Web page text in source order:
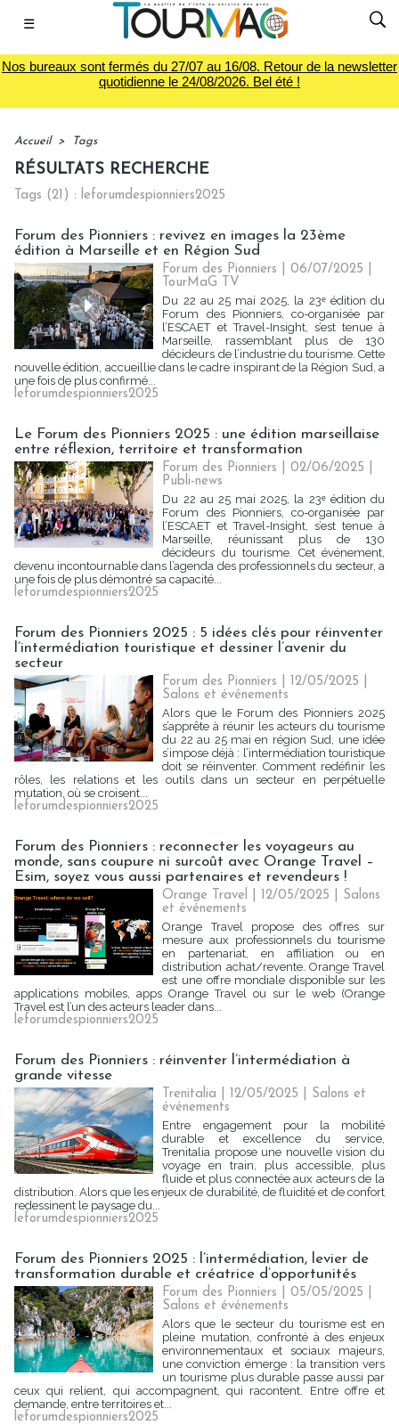
☰
Nos bureaux sont fermés du 27/07 au 16/08. Retour de la newsletter
quotidienne le 24/08/2026. Bel été !
Accueil > Tags
RÉSULTATS RECHERCHE
Tags (21) : leforumdespionniers2025
Forum des Pionniers : revivez en images la 23ème
édition à Marseille et en Région Sud
Forum des Pionniers | 06/07/2025
TourMaG TV
Du 22 au 25 mai 2025, la 23ᵉ édition du
Forum des Pionniers, co-organisée par
l’ESCAET et Travel-Insight, s’est tenue à
Marseille, rassemblant plus de 130
décideurs de l’industrie du tourisme. Cette
nouvelle édition, accueillie dans le cadre inspirant de la Région Sud, a
une fois de plus confirmé...
leforumdespionniers2025
Le Forum des Pionniers 2025 : une édition marseillaise
entre réflexion, territoire et transformation
Forum des Pionniers | 02/06/2025
Publi-news
Du 22 au 25 mai 2025, la 23ᵉ édition du
Forum des Pionniers, co-organisée par
l’ESCAET et Travel-Insight, s’est tenue à
Marseille, réunissant plus de 130
décideurs du tourisme. Cet événement,
devenu incontournable dans l’agenda des professionnels du secteur, a
une fois de plus démontré sa capacité...
leforumdespionniers2025
Forum des Pionniers 2025 : 5 idées clés pour réinventer
l’intermédiation touristique et dessiner l’avenir du
secteur
Forum des Pionniers | 12/05/2025
Salons et événements
Alors que le Forum des Pionniers 2025
s’apprête à réunir les acteurs du tourisme
du 22 au 25 mai en région Sud, une idée
s’impose déjà : l’intermédiation touristique
doit se réinventer. Comment redéfinir les
rôles, les relations et les outils dans un secteur en perpétuelle
mutation, où se croisent...
leforumdespionniers2025
Forum des Pionniers : reconnecter les voyageurs au
monde, sans coupure ni surcoût avec Orange Travel –
Esim, soyez vous aussi partenaires et revendeurs !
Orange Travel | 12/05/2025
Salons
et événements
Orange Travel propose des offres sur
mesure aux professionnels du tourisme
en partenariat, en affiliation ou en
distribution achat/revente. Orange Travel
est une offre mondiale disponible sur les
applications mobiles, apps Orange Travel ou sur le web (Orange
Travel est l’un des acteurs leader dans...
leforumdespionniers2025
Forum des Pionniers : réinventer l’intermédiation à
grande vitesse
Trenitalia | 12/05/2025
Salons et
événements
Entre engagement pour la mobilité
durable et excellence du service,
Trenitalia propose une nouvelle vision du
voyage en train, plus accessible, plus
fluide et plus connectée aux acteurs de la
distribution. Alors que les enjeux de durabilité, de fluidité et de confort
redessinent le paysage du...
leforumdespionniers2025
Forum des Pionniers 2025 : l’intermédiation, levier de
transformation durable et créatrice d’opportunités
Forum des Pionniers | 05/05/2025
Salons et événements
Alors que le secteur du tourisme est en
pleine mutation, confronté à des enjeux
environnementaux et sociaux majeurs,
une conviction émerge : la transition vers
un tourisme plus durable passe aussi par
ceux qui relient, qui accompagnent, qui racontent. Entre offre et
demande, entre territoires et...
leforumdespionniers2025